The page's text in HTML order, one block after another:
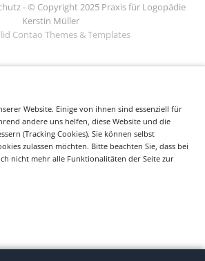
- © Copyright 2025 Praxis für Logopädie
Kerstin Müller
Contao Themes & Templates
Website. Einige von ihnen sind essenziell für
andere uns helfen, diese Website und die
(Tracking Cookies). Sie können selbst
zulassen möchten. Bitte beachten Sie, dass bei
nicht mehr alle Funktionalitäten der Seite zur